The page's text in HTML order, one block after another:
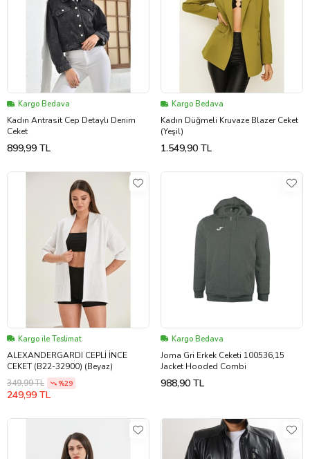
Kargo Bedava
Kadın Antrasit Cep Detaylı Denim
Ceket
899,99 TL
Kargo Bedava
Kadın Düğmeli Kruvaze Blazer Ceket
(Yeşil)
1.549,90 TL
Kargo ile Teslimat
ALEXANDERGARDI CEPLİ İNCE
CEKET (B22-32900) (Beyaz)
349,99 TL
%29
249,99 TL
Kargo Bedava
Joma Gri Erkek Ceketi 100536,15
Jacket Hooded Combi
988,90 TL